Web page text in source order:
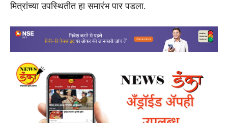
मित्रांच्या उपस्थितीत हा समारंभ पार पडला.